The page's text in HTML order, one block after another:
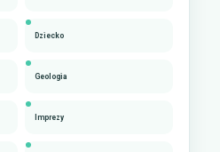
Dziecko
Geologia
Imprezy